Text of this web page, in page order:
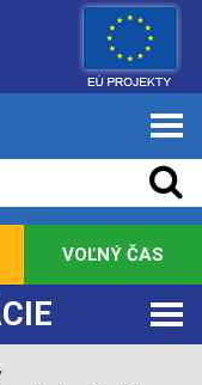
VOĽNÝ ČAS